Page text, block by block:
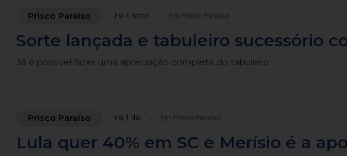
Prisco Paraíso Há 4 horas Em Prisco Paraíso
Sorte lançada e tabuleiro sucessório
Já é possível fazer uma apreciação completa do tabuleiro.
Prisco Paraíso Há 1 dia Em Prisco Paraíso
Lula quer 40% em SC e Merísio é a